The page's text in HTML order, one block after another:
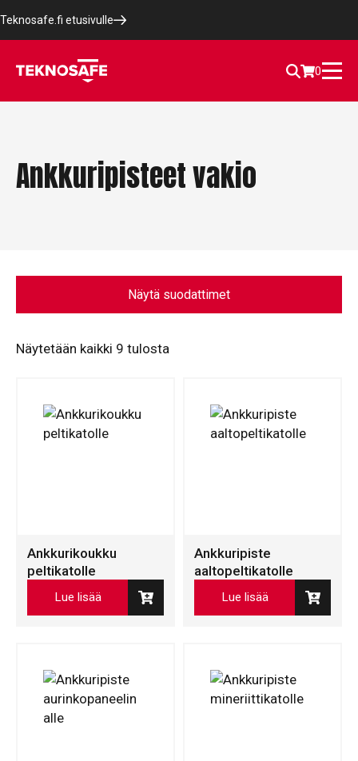
Teknosafe.fi etusivulle
0
Ankkuripisteet vakio
Näytä suodattimet
Näytetään kaikki 9 tulosta
Ankkurikoukku
peltikatolle
Lue lisää
Ankkuripiste
aaltopeltikatolle
Lue lisää